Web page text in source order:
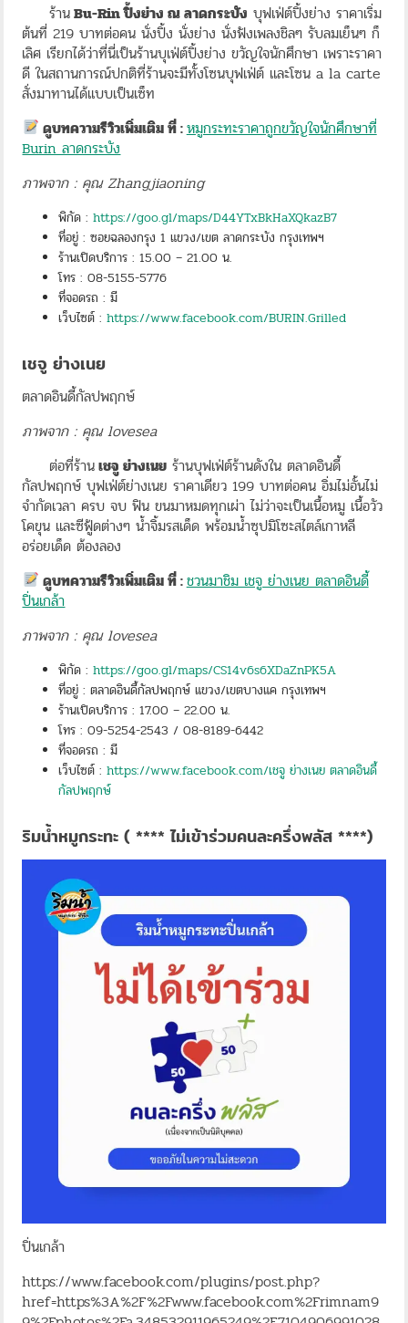
ร้านBu-Rin ปิ้งย่าง ณ ลาดกระบัง บุฟเฟ่ต์ปิ้งย่าง ราคาเริ่ม
ต้นที่ 219 บาทต่อคน นั่งปิ้ง นั่งย่าง นั่งฟังเพลงชิลๆ รับลมเย็นๆ ก็
เลิศ เรียกได้ว่าที่นี่เป็นร้านบุเฟ่ต์ปิ้งย่าง ขวัญใจนักศึกษา เพราะราคา
ดี ในสถานการณ์ปกติที่ร้านจะมีทั้งโซนบุฟเฟ่ต์ และโซน a la carte
สั่งมาทานได้แบบเป็นเซ็ท
ดูบทความรีวิวเพิ่มเติม ที่ :หมูกระทะราคาถูกขวัญใจนักศึกษาที่​
Burin ลาดกระบัง
ภาพจาก : คุณ Zhangjiaoning
พิกัด :https://goo.gl/maps/D44YTxBkHaXQkazB7
ที่อยู่ : ซอยฉลองกรุง 1 แขวง/เขต ลาดกระบัง กรุงเทพฯ
ร้านเปิดบริการ : 15.00 – 21.00 น.
โทร : 08-5155-5776
ที่จอดรถ : มี
เว็บไซต์ :https://www.facebook.com/BURIN.Grilled
เชจู ย่างเนย
ตลาดอินดี้กัลปพฤกษ์
ภาพจาก : คุณ lovesea
ต่อที่ร้านเชจู ย่างเนย ร้านบุฟเฟ่ต์ร้านดังใน ตลาดอินดี้
กัลปพฤกษ์ บุฟเฟ่ต์ย่างเนย ราคาเดียว 199 บาทต่อคน อิ่มไม่อั้นไม่
จำกัดเวลา ครบ จบ ฟิน ขนมาหมดทุกเผ่า ไม่ว่าจะเป็นเนื้อหมู เนื้อวัว
โคขุน และซีฟู้ดต่างๆ น้ำจิ้มรสเด็ด พร้อมน้ำซุปมิโซะสไตล์เกาหลี
อร่อยเด็ด ต้องลอง
ดูบทความรีวิวเพิ่มเติม ที่ :ชวนมาชิม เชจู ย่างเนย ตลาดอินดี้
ปิ่นเกล้า
ภาพจาก : คุณ lovesea
พิกัด :https://goo.gl/maps/CS14v6s6XDaZnPK5A
ที่อยู่ : ตลาดอินดี้กัลปพฤกษ์ แขวง/เขตบางแค กรุงเทพฯ
ร้านเปิดบริการ : 17.00 – 22.00 น.
โทร : 09-5254-2543 / 08-8189-6442
ที่จอดรถ : มี
เว็บไซต์ :https://www.facebook.com/เชจู ย่างเนย ตลาดอินดี้
กัลปพฤกษ์
ริมน้ำหมูกระทะ ( **** ไม่เข้าร่วมคนละครึ่งพลัส ****)
ปิ่นเกล้า
https://www.facebook.com/plugins/post.php?
href=https%3A%2F%2Fwww.facebook.com%2Frimnam9